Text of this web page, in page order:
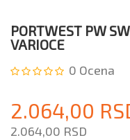
PORTWEST PW
VARIOCE
0 Ocena
2.064,00
2.064,00 RSD